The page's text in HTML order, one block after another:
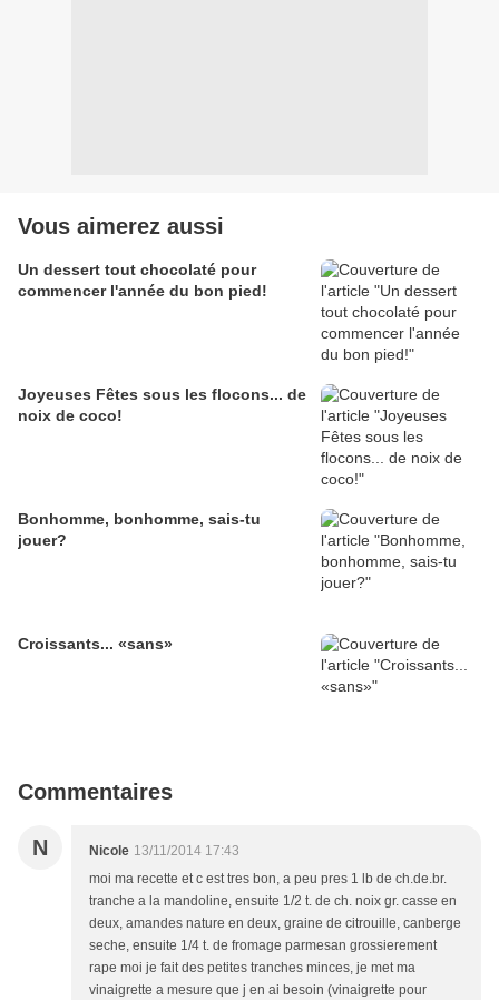
Vous aimerez aussi
Un dessert tout chocolaté pour
commencer l'année du bon pied!
Joyeuses Fêtes sous les flocons... de
noix de coco!
Bonhomme, bonhomme, sais-tu
jouer?
Croissants... «sans»
Commentaires
N Nicole 13/11/2014 17:43
moi ma recette et c est tres bon, a peu pres 1 lb de ch.de.br.
tranche a la mandoline, ensuite 1/2 t. de ch. noix gr. casse en
deux, amandes nature en deux, graine de citrouille, canberge
seche, ensuite 1/4 t. de fromage parmesan grossierement
rape moi je fait des petites tranches minces, je met ma
vinaigrette a mesure que j en ai besoin (vinaigrette pour